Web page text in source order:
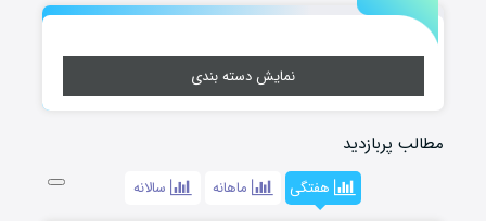
نمایش دسته بندی
مطالب پربازدید
هفتگی ماهانه سالانه